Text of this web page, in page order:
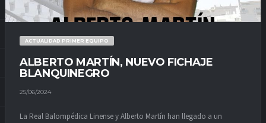
ACTUALIDAD PRIMER EQUIPO
ALBERTO MARTÍN, NUEVO FICHAJE
BLANQUINEGRO
25/06/2024
La Real Balompédica Linense y Alberto Martín han llegado a un